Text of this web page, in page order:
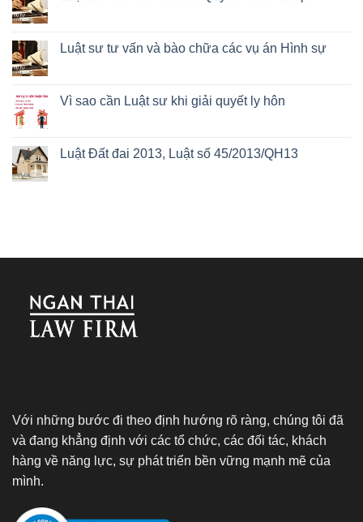
Luật sư tư vấn và bào chữa các vụ án Hình sự
Vì sao cần Luật sư khi giải quyết ly hôn
Luật Đất đai 2013, Luật số 45/2013/QH13
Với những bước đi theo định hướng rõ ràng, chúng tôi đã
và đang khẳng định với các tổ chức, các đối tác, khách
hàng về năng lực, sự phát triển bền vững mạnh mẽ của
mình.